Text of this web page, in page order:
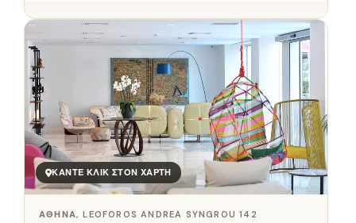
ΚΆΝΤΕ ΚΛΙΚ ΣΤΟΝ ΧΆΡΤΗ
ΑΘΉΝΑ, LEOFOROS ANDREA SYNGROU 142